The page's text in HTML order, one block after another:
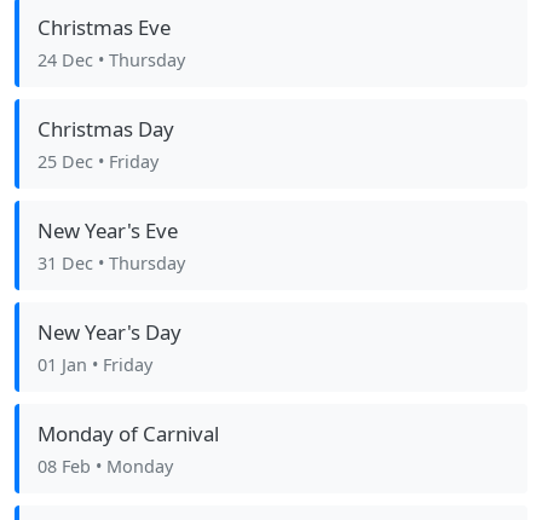
Christmas Eve
24 Dec • Thursday
Christmas Day
25 Dec • Friday
New Year's Eve
31 Dec • Thursday
New Year's Day
01 Jan • Friday
Monday of Carnival
08 Feb • Monday